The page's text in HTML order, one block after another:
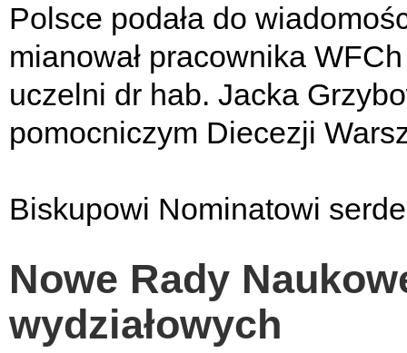
Polsce podała do
mianował pracownika
uczelni dr hab. Jacka
pomocniczym Diecezji
Biskupowi Nominatowi
Nowe Rady
wydziałowych